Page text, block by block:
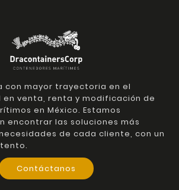
con mayor trayectoria en el
venta, renta y modificación de
en México. Estamos
encontrar las soluciones más
de cada cliente, con un
Contáctanos